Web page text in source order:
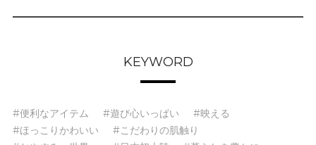
KEYWORD
#便利なアイテム #遊び心いっぱい
#映える
#ほっこりかわいい
#こだわりの肌触り